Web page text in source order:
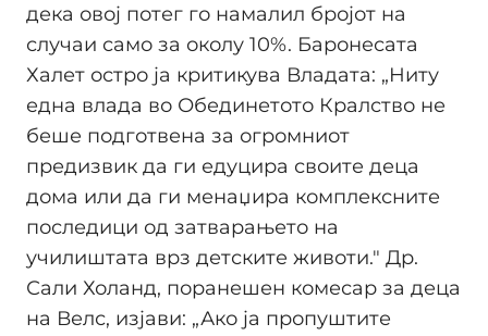
дека овој потег го намалил бројот на
случаи само за околу 10%. Баронесата
Халет остро ја критикува Владата: „Ниту
една влада во Обединетото Кралство не
беше подготвена за огромниот
предизвик да ги едуцира своите деца
дома или да ги менаџира комплексните
последици од затварањето на
училиштата врз детските животи." Др.
Сали Холанд, поранешен комесар за деца
на Велс, изјави: „Ако ја пропуштите